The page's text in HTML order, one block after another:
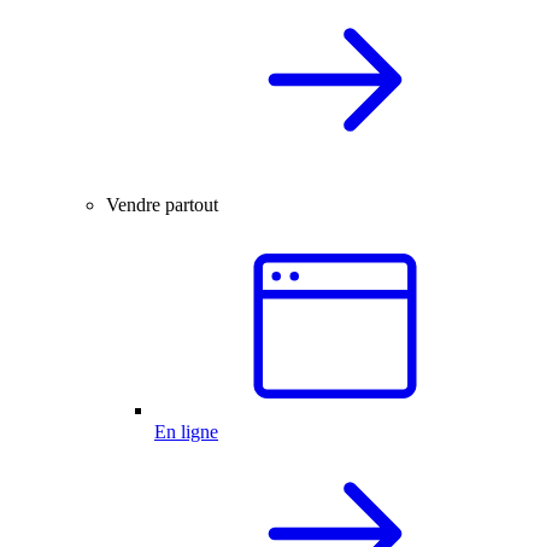
Vendre partout
En ligne